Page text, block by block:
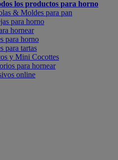
los productos para horno
& Moldes para pan
para horno
hornear
para horno
para tartas
y Mini Cocottes
para hornear
online